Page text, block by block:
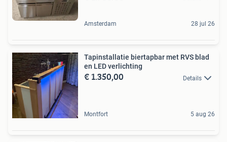
Amsterdam 28 jul 26
Tapinstallatie biertapbar met RVS blad
en LED verlichting
€ 1.350,00 Details
Montfort 5 aug 26